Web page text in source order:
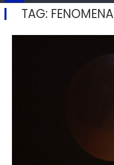
TAG: FENOMENA